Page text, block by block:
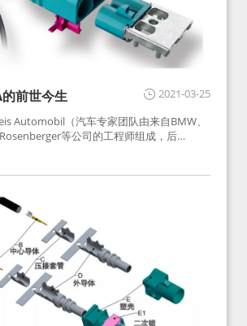
2021-03-25
前世今生
Automobil（汽车专家团队由来自BMW、
等公司的工程师组成，后
连接器业务及技术在2010年并入
写。起初为BMW需求用于车载收音机天线连
成为汽车行业通用标准的射频连接器，被业